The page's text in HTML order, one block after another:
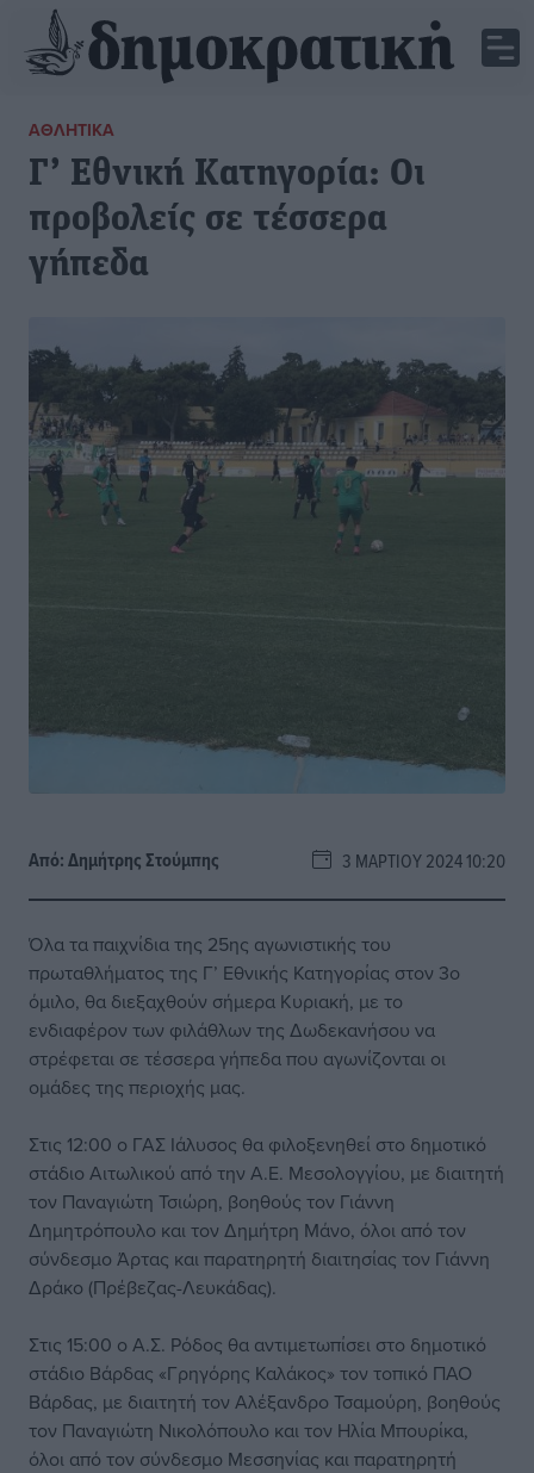
ΑΘΛΗΤΙΚΆ
Γ’ Εθνική Κατηγορία: Οι
προβολείς σε τέσσερα
γήπεδα
Από:Δημήτρης Στούμπης 3 ΜΑΡΤΊΟΥ 2024 10:20
Όλα τα παιχνίδια της 25ης αγωνιστικής του
πρωταθλήματος της Γ’ Εθνικής Κατηγορίας στον 3ο
όμιλο, θα διεξαχθούν σήμερα Κυριακή, με το
ενδιαφέρον των φιλάθλων της Δωδεκανήσου να
στρέφεται σε τέσσερα γήπεδα που αγωνίζονται οι
ομάδες της περιοχής μας.
Στις 12:00 ο ΓΑΣ Ιάλυσος θα φιλοξενηθεί στο δημοτικό
στάδιο Αιτωλικού από την Α.Ε. Μεσολογγίου, με διαιτητή
τον Παναγιώτη Τσιώρη, βοηθούς τον Γιάννη
Δημητρόπουλο και τον Δημήτρη Μάνο, όλοι από τον
σύνδεσμο Άρτας και παρατηρητή διαιτησίας τον Γιάννη
Δράκο (Πρέβεζας-Λευκάδας).
Στις 15:00 ο Α.Σ. Ρόδος θα αντιμετωπίσει στο δημοτικό
στάδιο Βάρδας «Γρηγόρης Καλάκος» τον τοπικό ΠΑΟ
Βάρδας, με διαιτητή τον Αλέξανδρο Τσαμούρη, βοηθούς
τον Παναγιώτη Νικολόπουλο και τον Ηλία Μπουρίκα,
όλοι από τον σύνδεσμο Μεσσηνίας και παρατηρητή